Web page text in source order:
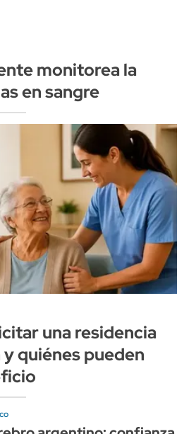
monitorea la
en sangre
una residencia
quiénes pueden